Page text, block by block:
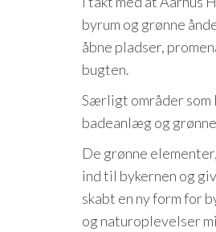
byrum og grønne
åbne pladser,
bugten.
Særligt områder som
badeanlæg og
De grønne
ind til bykernen og
skabt en ny form for
og naturoplevelser